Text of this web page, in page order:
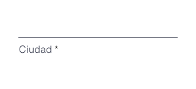
Ciudad